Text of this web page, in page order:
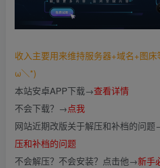
收入主要用来维持服务器+域名+图
ω＼*)
本站安卓APP下载→查看详情
不会下载？→点我
网站近期改版关于解压和补档的问
压和补档的问题
不会解压？不会安装？点击他→新手